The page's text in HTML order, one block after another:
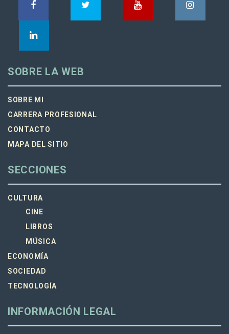
SOBRE LA WEB
SOBRE MI
CARRERA PROFESIONAL
CONTACTO
MAPA DEL SITIO
SECCIONES
CULTURA
CINE
LIBROS
MÚSICA
ECONOMÍA
SOCIEDAD
TECNOLOGÍA
INFORMACIÓN LEGAL